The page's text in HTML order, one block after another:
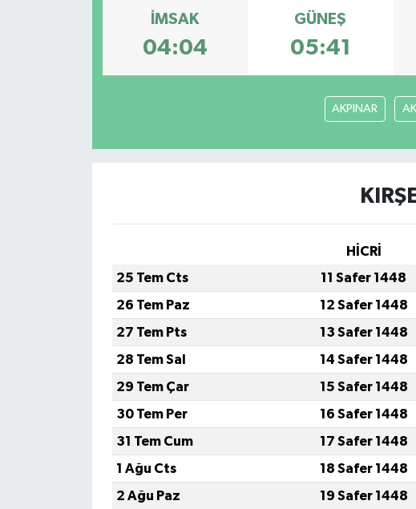
İMSAK
04:04
GÜNEŞ
05:41
AKPINAR
HİCRİ
25 Tem Cts
11 Safer 1448
26 Tem Paz
12 Safer 1448
27 Tem Pts
13 Safer 1448
28 Tem Sal
14 Safer 1448
29 Tem Çar
15 Safer 1448
30 Tem Per
16 Safer 1448
31 Tem Cum
17 Safer 1448
1 Ağu Cts
18 Safer 1448
2 Ağu Paz
19 Safer 1448
EKOLOJİ VE ÇEVRE
KÜLTÜR SANAT
ÖZEL HABER